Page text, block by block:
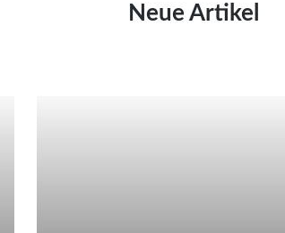
Neue Artikel